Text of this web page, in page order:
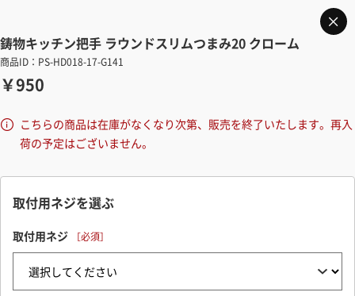
鋳物キッチン把手 ラウンドスリムつまみ20 クローム
商品ID：PS-HD018-17-G141
￥950
こちらの商品は在庫がなくなり次第、販売を終了いたします。再入
荷の予定はございません。
取付用ネジを選ぶ
取付用ネジ